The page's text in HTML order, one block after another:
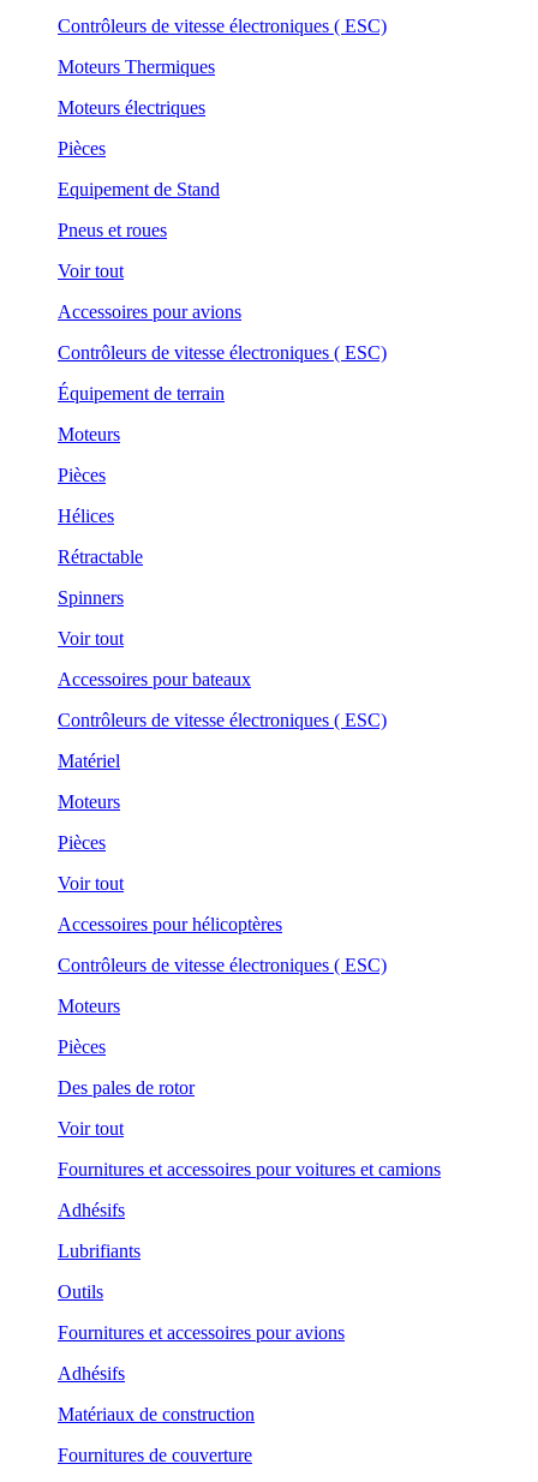
Contrôleurs de vitesse électroniques ( ESC)
Moteurs Thermiques
Moteurs électriques
Pièces
Equipement de Stand
Pneus et roues
Voir tout
Accessoires pour avions
Contrôleurs de vitesse électroniques ( ESC)
Équipement de terrain
Moteurs
Pièces
Hélices
Rétractable
Spinners
Voir tout
Accessoires pour bateaux
Contrôleurs de vitesse électroniques ( ESC)
Matériel
Moteurs
Pièces
Voir tout
Accessoires pour hélicoptères
Contrôleurs de vitesse électroniques ( ESC)
Moteurs
Pièces
Des pales de rotor
Voir tout
Fournitures et accessoires pour voitures et camions
Adhésifs
Lubrifiants
Outils
Fournitures et accessoires pour avions
Adhésifs
Matériaux de construction
Fournitures de couverture